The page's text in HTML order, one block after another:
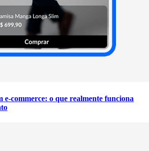
e-commerce: o que realmente funciona